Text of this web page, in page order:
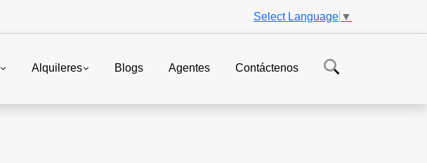
Select Language ▼
Alquileres Blogs Agentes Contáctenos